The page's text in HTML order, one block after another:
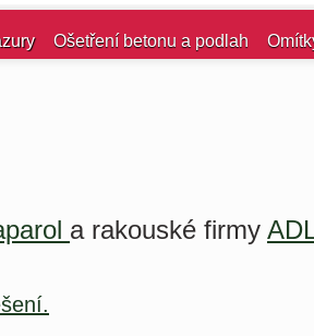
Ošetření betonu a podlah
a rakouské firmy